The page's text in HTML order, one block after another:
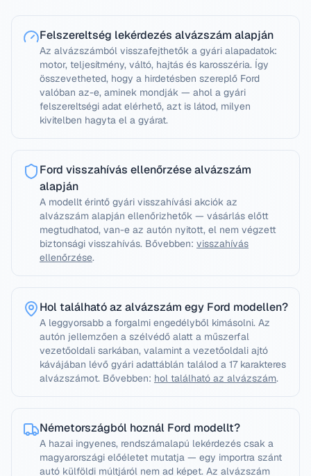
Felszereltség lekérdezés alvázszám alapján
Az alvázszámból visszafejthetők a gyári alapadatok:
motor, teljesítmény, váltó, hajtás és karosszéria. Így
összevetheted, hogy a hirdetésben szereplő Ford
valóban az-e, aminek mondják — ahol a gyári
felszereltségi adat elérhető, azt is látod, milyen
kivitelben hagyta el a gyárat.
Ford visszahívás ellenőrzése alvázszám
alapján
A modellt érintő gyári visszahívási akciók az
alvázszám alapján ellenőrizhetők — vásárlás előtt
megtudhatod, van-e az autón nyitott, el nem végzett
biztonsági visszahívás. Bővebben: visszahívás
ellenőrzése.
Hol található az alvázszám egy Ford modellen?
A leggyorsabb a forgalmi engedélyből kimásolni. Az
autón jellemzően a szélvédő alatt a műszerfal
vezetőoldali sarkában, valamint a vezetőoldali ajtó
kávájában lévő gyári adattáblán találod a 17 karakteres
alvázszámot. Bővebben: hol található az alvázszám.
Németországból hoznál Ford modellt?
A hazai ingyenes, rendszámalapú lekérdezés csak a
magyarországi előéletet mutatja — egy importra szánt
autó külföldi múltjáról nem ad képet. Az alvázszám